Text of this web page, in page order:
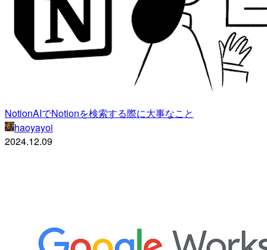
NotionAIでNotionを検索する際に大事なこと
haoyayoi
2024.12.09